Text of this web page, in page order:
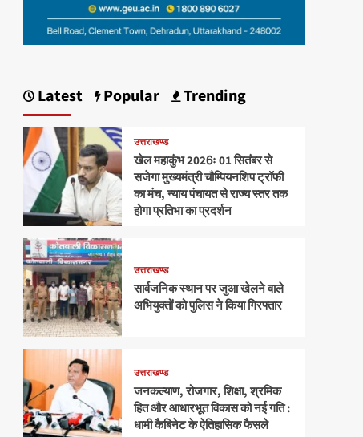
Latest Popular Trending
उत्तराखण्ड
खेल महाकुंभ 2026ः 01 सितंबर से
सजेगा मुख्यमंत्री चौम्पियनशिप ट्रॉफी
का मंच, न्याय पंचायत से राज्य स्तर तक
होगा प्रतिभा का प्रदर्शन
उत्तराखण्ड
सार्वजनिक स्थान पर जुआ खेलने वाले
अभियुक्तों को पुलिस ने किया गिरफ्तार
उत्तराखण्ड
जनकल्याण, रोजगार, शिक्षा, श्रमिक
हित और आधारभूत विकास को नई गति :
धामी कैबिनेट के ऐतिहासिक फैसले